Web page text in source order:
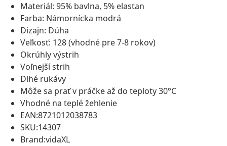
Materiál: 95% bavlna, 5% elastan
Farba: Námornícka modrá
Dizajn: Dúha
Veľkosť: 128 (vhodné pre 7-8 rokov)
Okrúhly výstrih
Voľnejší strih
Dlhé rukávy
Môže sa prať v práčke až do teploty 30°C
Vhodné na teplé žehlenie
EAN:8721012038783
SKU:14307
Brand:vidaXL